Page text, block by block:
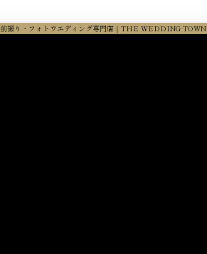
前撮り・フォトウエディング専門店｜THE WEDDING TOWN